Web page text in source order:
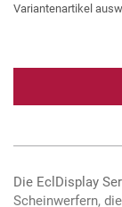
Variantenartikel
Die EclDisplay
Scheinwerfern,